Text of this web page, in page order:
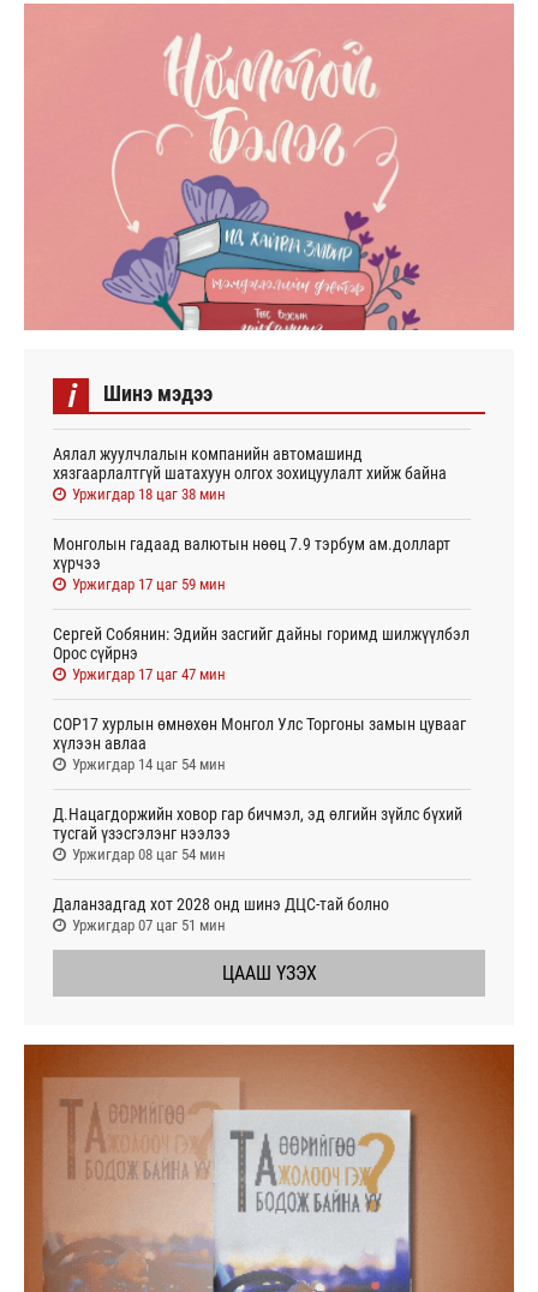
i Шинэ мэдээ
Аялал жуулчлалын компанийн автомашинд
хязгаарлалтгүй шатахуун олгох зохицуулалт хийж байна
Уржигдар 18 цаг 38 мин
Монголын гадаад валютын нөөц 7.9 тэрбум ам.долларт
хүрчээ
Уржигдар 17 цаг 59 мин
Сергей Собянин: Эдийн засгийг дайны горимд шилжүүлбэл
Орос сүйрнэ
Уржигдар 17 цаг 47 мин
COP17 хурлын өмнөхөн Монгол Улс Торгоны замын цувааг
хүлээн авлаа
Уржигдар 14 цаг 54 мин
Д.Нацагдоржийн ховор гар бичмэл, эд өлгийн зүйлс бүхий
тусгай үзэсгэлэнг нээлээ
Уржигдар 08 цаг 54 мин
Даланзадгад хот 2028 онд шинэ ДЦС-тай болно
Уржигдар 07 цаг 51 мин
ЦААШ ҮЗЭХ